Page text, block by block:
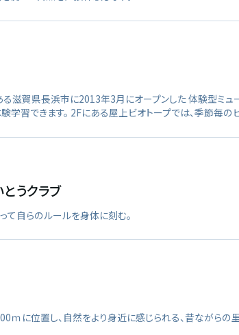
滋賀県長浜市に2013年3月にオープンした 体験型ミュ
習できます。 2Fにある屋上ビオトープでは、季節毎の
うクラブ
て自らのルールを身体に刻む。
に位置し、自然をより身近に感じられる、昔ながらの